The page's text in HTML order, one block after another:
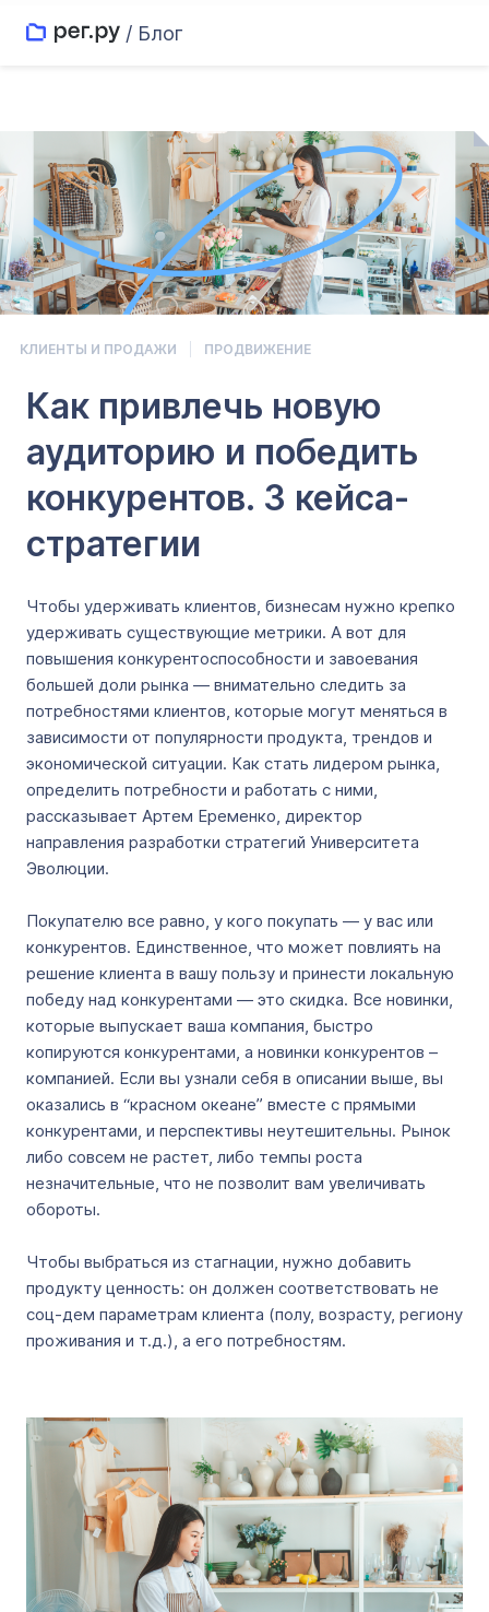
/ Блог
КЛИЕНТЫ И ПРОДАЖИ ПРОДВИЖЕНИЕ
Как привлечь новую
аудиторию и победить
конкурентов. 3 кейса-
стратегии
Чтобы удерживать клиентов, бизнесам нужно крепко
удерживать существующие метрики. А вот для
повышения конкурентоспособности и завоевания
большей доли рынка — внимательно следить за
потребностями клиентов, которые могут меняться в
зависимости от популярности продукта, трендов и
экономической ситуации. Как стать лидером рынка,
определить потребности и работать с ними,
рассказывает Артем Еременко, директор
направления разработки стратегий Университета
Эволюции.
Покупателю все равно, у кого покупать — у вас или
конкурентов. Единственное, что может повлиять на
решение клиента в вашу пользу и принести локальную
победу над конкурентами — это скидка. Все новинки,
которые выпускает ваша компания, быстро
копируются конкурентами, а новинки конкурентов –
компанией. Если вы узнали себя в описании выше, вы
оказались в “красном океане” вместе с прямыми
конкурентами, и перспективы неутешительны. Рынок
либо совсем не растет, либо темпы роста
незначительные, что не позволит вам увеличивать
обороты.
Чтобы выбраться из стагнации, нужно добавить
продукту ценность: он должен соответствовать не
соц-дем параметрам клиента (полу, возрасту, региону
проживания и т.д.), а его потребностям.